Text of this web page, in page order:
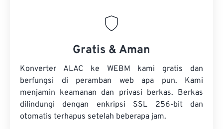
Gratis & Aman
Konverter ALAC ke WEBM kami gratis dan
berfungsi di peramban web apa pun. Kami
menjamin keamanan dan privasi berkas. Berkas
dilindungi dengan enkripsi SSL 256-bit dan
otomatis terhapus setelah beberapa jam.